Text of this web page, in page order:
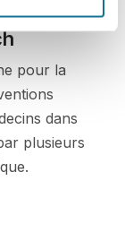
pour la
dans
plusieurs